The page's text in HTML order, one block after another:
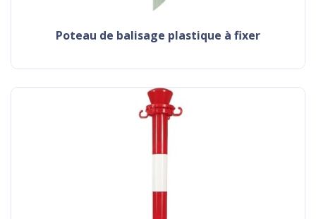
poteau de balisage plastique à fixer